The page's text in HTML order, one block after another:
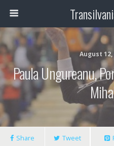
August 12,
Paula Ungureanu,
Share Tweet